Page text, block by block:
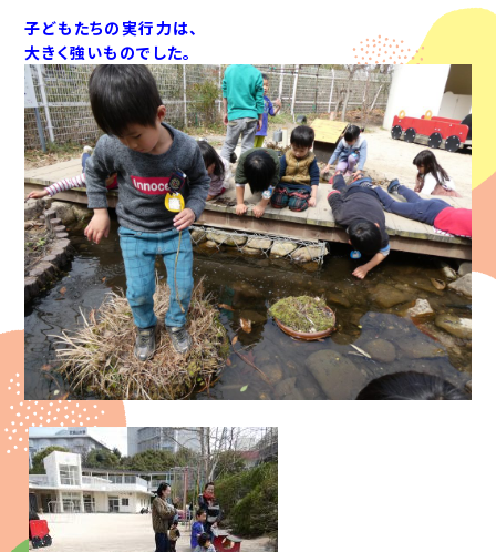
子どもたちの実行力は、
大きく強いものでした。